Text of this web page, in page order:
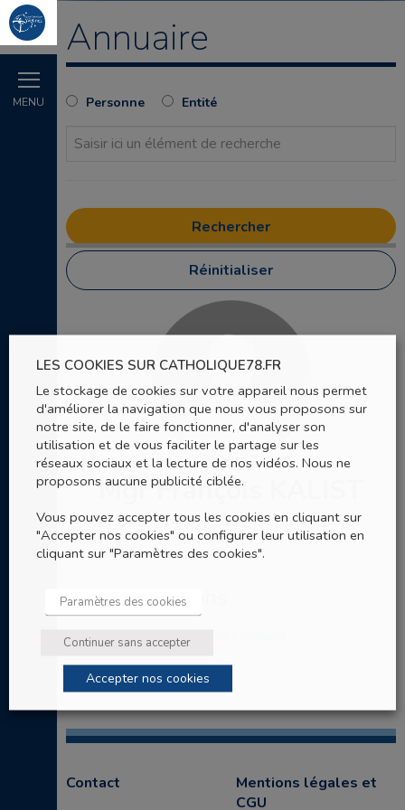
MENU
Annuaire
Personne Entité
Réinitialiser
Mgr François KALIST
Evêque
Ses nominations
Archevêque du diocèse de Clermont
Contact
Mentions légales et
CGU
LES COOKIES SUR CATHOLIQUE78.FR
Le stockage de cookies sur votre appareil nous permet
d'améliorer la navigation que nous vous proposons sur
notre site, de le faire fonctionner, d'analyser son
utilisation et de vous faciliter le partage sur les
réseaux sociaux et la lecture de nos vidéos. Nous ne
proposons aucune publicité ciblée.
Vous pouvez accepter tous les cookies en cliquant sur
"Accepter nos cookies" ou configurer leur utilisation en
cliquant sur "Paramètres des cookies".
Paramètres des cookies
Continuer sans accepter
Accepter nos cookies